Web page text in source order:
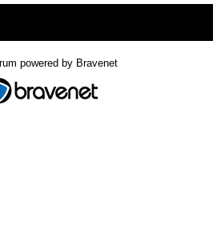
powered by Bravenet